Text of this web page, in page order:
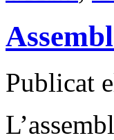
Publicat